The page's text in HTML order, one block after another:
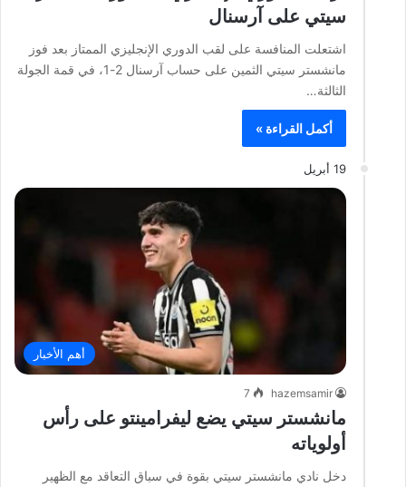
سيتي على آرسنال
اشتعلت المنافسة على لقب الدوري الإنجليزي الممتاز بعد فوز
مانشستر سيتي الثمين على حساب آرسنال 2-1، في قمة الجولة
الثالثة…
أكمل القراءة »
19 أبريل
أهم الأخبار
hazemsamir
7
مانشستر سيتي يضع ليفرامينتو على رأس
أولوياته
دخل نادي مانشستر سيتي بقوة في سباق التعاقد مع الظهير